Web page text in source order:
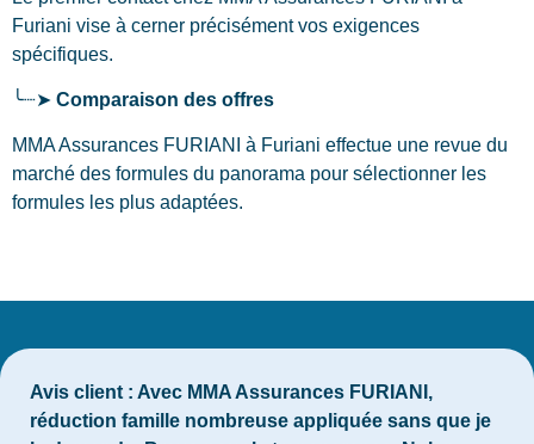
Furiani vise à cerner précisément vos exigences
spécifiques.
╰┈➤ Comparaison des offres
MMA Assurances FURIANI à Furiani effectue une revue du
marché des formules du panorama pour sélectionner les
formules les plus adaptées.
Avis client : Avec MMA Assurances FURIANI,
réduction famille nombreuse appliquée sans que je